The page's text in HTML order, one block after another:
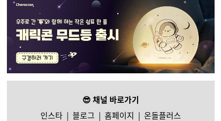
😎 채널 바로가기
인스타| 블로그 | 홈페이지 | 온돌플러스